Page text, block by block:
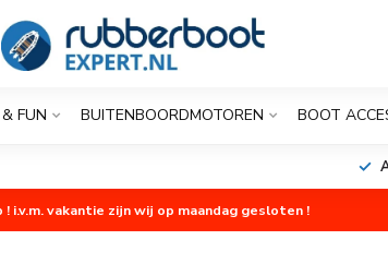
FUN BUITENBOORDMOTOREN BOOT
! i.v.m. vakantie zijn wij op maandag gesloten !